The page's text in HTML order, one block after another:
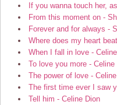
If you wanna touch her,
From this moment on -
Forever and for always -
Where does my heart
When I fall in love -
To love you more - Celine
The power of love -
The first time ever I saw
Tell him - Celine Dion